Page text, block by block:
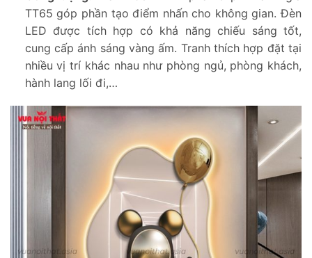
TT65 góp phần tạo điểm nhấn cho không gian. Đèn
LED được tích hợp có khả năng chiếu sáng tốt,
cung cấp ánh sáng vàng ấm. Tranh thích hợp đặt tại
nhiều vị trí khác nhau như phòng ngủ, phòng khách,
hành lang lối đi,…